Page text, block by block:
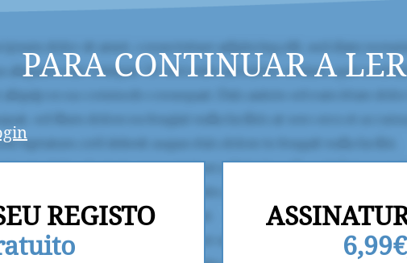
PARA CONTINUAR A LER
REGISTO